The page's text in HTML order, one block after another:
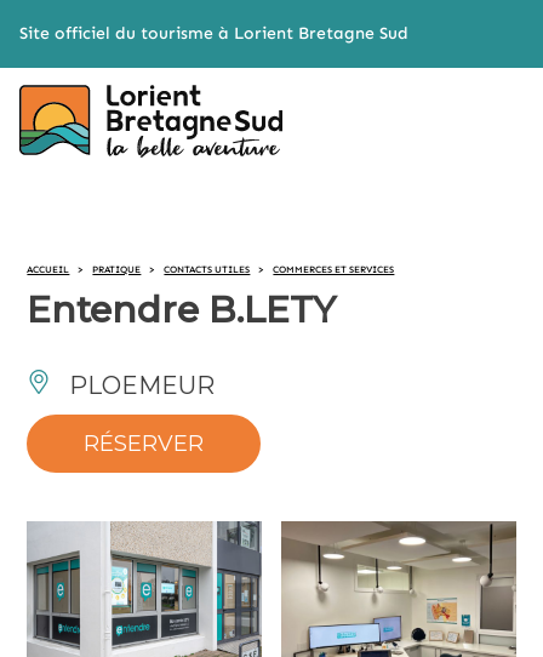
Site officiel du tourisme à Lorient Bretagne Sud
ACCUEIL > PRATIQUE > CONTACTS UTILES > COMMERCES ET SERVICES
Entendre B.LETY
PLOEMEUR
RÉSERVER